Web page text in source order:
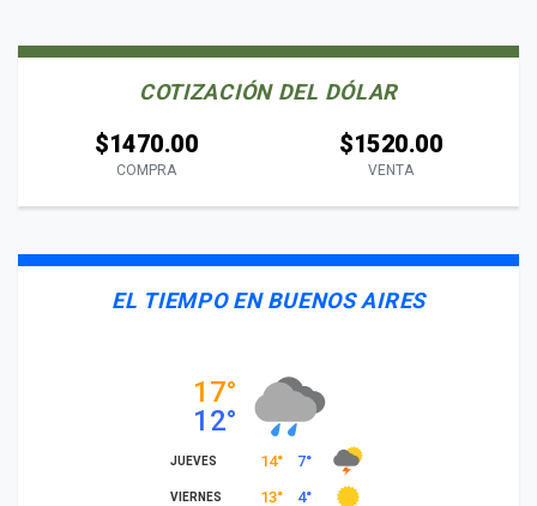
COTIZACIÓN DEL DÓLAR
$1470.00
COMPRA
$1520.00
VENTA
EL TIEMPO EN BUENOS AIRES